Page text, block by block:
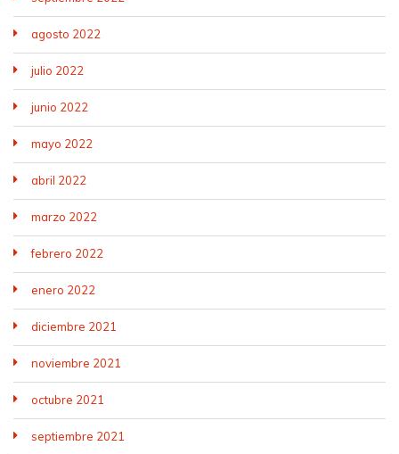
agosto 2022
julio 2022
junio 2022
mayo 2022
abril 2022
marzo 2022
febrero 2022
enero 2022
diciembre 2021
noviembre 2021
octubre 2021
septiembre 2021